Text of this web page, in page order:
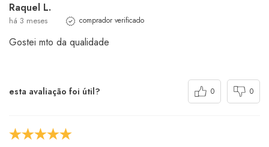
Raquel L.
há 3 meses comprador verificado
Gostei mto da qualidade
esta avaliação foi útil? 0 0